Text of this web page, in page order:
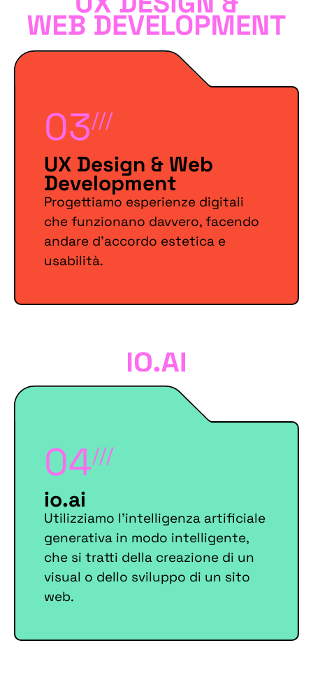
03///
UX Design & Web
Development
Progettiamo esperienze digitali
che funzionano davvero, facendo
andare d’accordo estetica e
usabilità.
04///
io.ai
Utilizziamo l’intelligenza artificiale
generativa in modo intelligente,
che si tratti della creazione di un
visual o dello sviluppo di un sito
web.